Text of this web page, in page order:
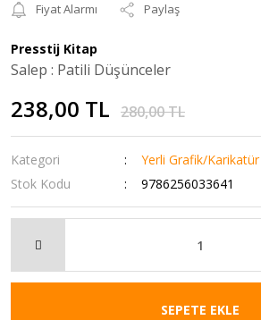
Fiyat Alarmı
Paylaş
Presstij Kitap
Salep : Patili Düşünceler
238,00 TL 280,00 TL
Kategori Yerli Grafik/Karikatür
Stok Kodu
9786256033641
SEPETE EKLE